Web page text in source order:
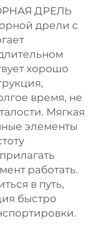
ДРЕЛЬ
дрели с
хорошо
время, не
Мягкая
элементы
работать.
в путь,
быстро